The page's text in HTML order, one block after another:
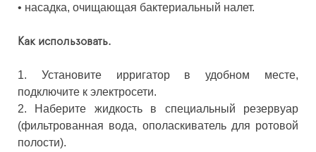
• насадка, очищающая бактериальный налет.
Как использовать.
1.
Установите ирригатор в удобном месте,
подключите к электросети.
2.
Наберите жидкость в специальный резервуар
(фильтрованная вода, ополаскиватель для ротовой
полости).